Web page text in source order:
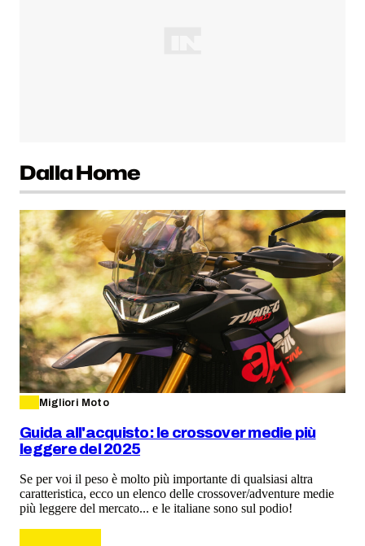
Dalla Home
Migliori Moto
Guida all'acquisto: le crossover medie più
leggere del 2025
Se per voi il peso è molto più importante di qualsiasi altra
caratteristica, ecco un elenco delle crossover/adventure medie
più leggere del mercato... e le italiane sono sul podio!